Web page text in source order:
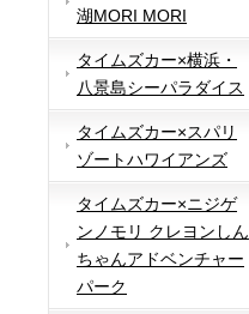
湖MORI MORI
タイムズカー×横浜・
八景島シーパラダイス
タイムズカー×スパリ
ゾートハワイアンズ
タイムズカー×ニジゲ
ンノモリ クレヨンしん
ちゃんアドベンチャー
パーク